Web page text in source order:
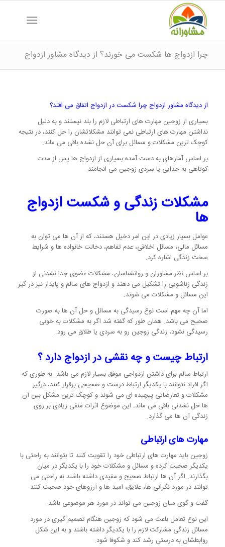
چرا ازدواج ها شکست می خورند؟ از دیدگاه مشاور ازدواج
از دیدگاه مشاور ازدواج چرا شکست در ازدواج اتفاق می افتد؟
بسیاری از زوجین مهارت های ارتباطی لازم را بلد نیستند و به دلیل
نداشتن مهارت های ارتباطی نمی توانند مشکلاتشان را حل کنند، در نتیجه
کوچک ترین مشکلات و مسائل برای آن حل نشده باقی می ماند.
بر اساس آمارهای به دست آمده بسیاری از ازدواج ها پس از مدت
کوتاهی به جدایی یا سردی زوجین می انجامند.
مشکلات زندگی و شکست ازدواج
ها
عوامل بسیار زیادی در این امر دخیل هستند، که از آن ها می توان به
مسائل مالی، مسائل اخلاقی، عدم تفاهم، دخالت خانواده ها و شرایط
سخت زندگی اشاره کرد.
بر اساس نظر مشاوران و روانشناسان، مشکلات عضوی جدا نشدنی از
زندگی زناشویی را تشکیل می دهند و ازدواج های سالم و پایدار نیز در گیر
این مسائل و مشکلات می شوند.
اما آن چه مهم است نوع رسیدگی به مسائل و حل آن ها به صورت
صحیح می باشد. همان طور که گفته شد اگر به مشکلات به خوبی
رسیدگی نشود، زندگی زوجین رو به سردی یا طلاق می رود.
ارتباط چیست و چه نقشی در ازدواج دارد ؟
ارتباط سالم برای داشتن ازدواجی موفق بسیار لازم می باشد. به طوری که
اگر افراد نتوانند با یکدیگر ارتباط درست و صحیحی برقرار کنند، درگیر
مشکلات و تعارضاتی پیچیده ای می شوند و کوچک ترین مشکل بین آن
ها حل نشدنی باقی می ماند. این موضوع اثرات منفی زیادی بر روی
زندگی آن ها می گذارد.
مهارت های ارتباطی
زوجین باید مهارت های ارتباطی خود را تقویت کنند تا بتوانند به راحتی با
یکدیگر صحبت کرده و مسائل و مشکلات خود را با یکدیگر در میان
بگذارند. اگر آن ها ارتباط صحیح و مفیدی داشته باشند به راحتی می
توانند در مورد نگرانی ها، علایق، امید ها و آرزوهای خود صحبت کنند.
گفت و گوی میان زوجین می تواند در مورد هر موضوعی باشد.
این نوع تعامل باعث می شود که زوجین هنگام تصمیم گیری در مورد
مسائل زندگی مشارکت لازم را با یکدیگر داشته باشند و به این شکل
روابطشان به درستی رشد کند و شکوفا شود.